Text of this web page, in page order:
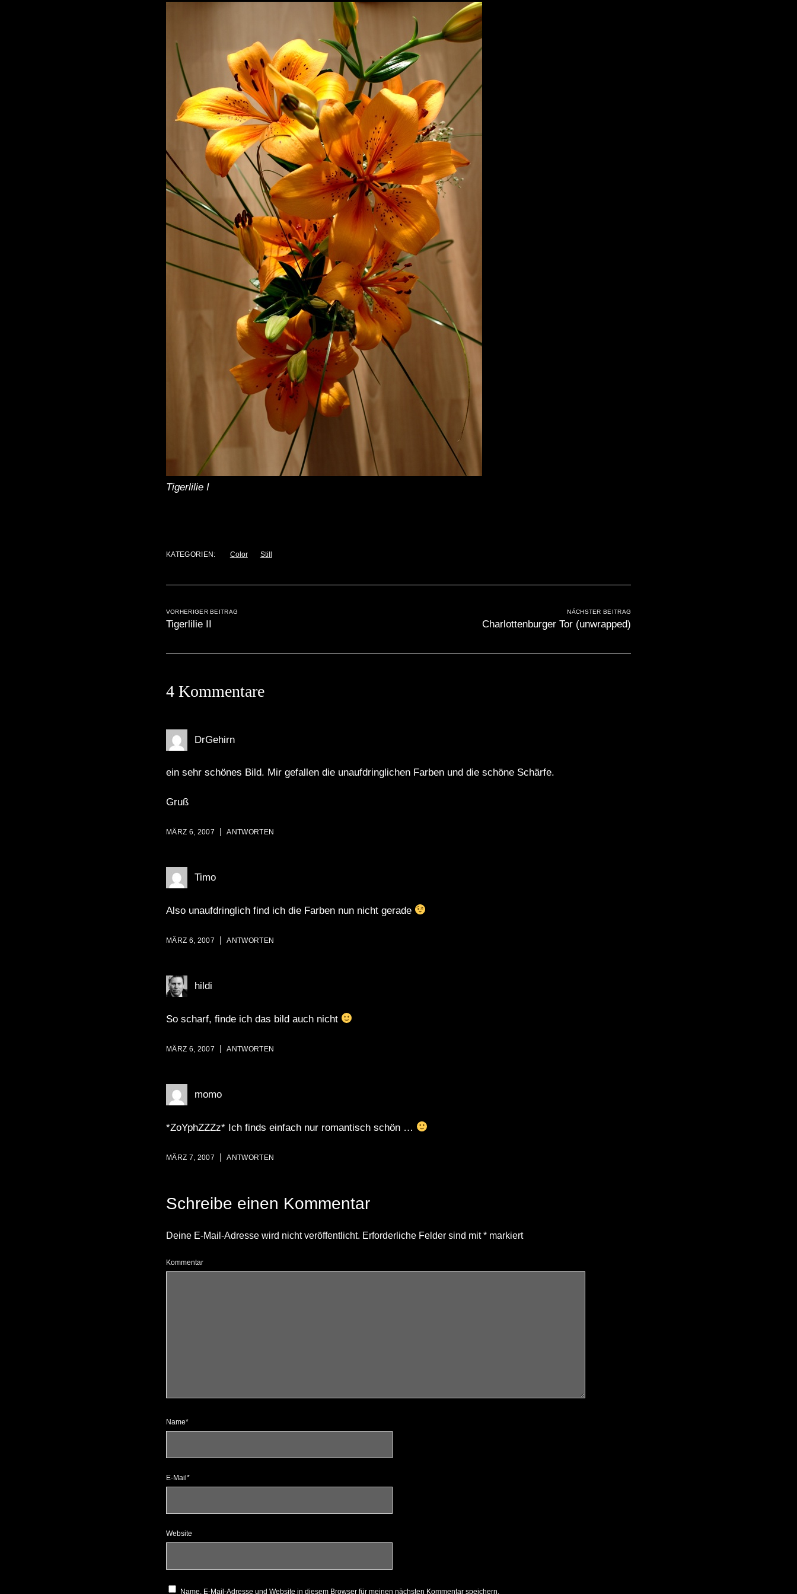
Tigerlilie I
KATEGORIEN: Color Still
VORHERIGER BEITRAG
Tigerlilie II
NÄCHSTER BEITRAG
Charlottenburger Tor (unwrapped)
4 Kommentare
DrGehirn
ein sehr schönes Bild. Mir gefallen die unaufdringlichen Farben und die schöne Schärfe.
Gruß
MÄRZ 6, 2007 ANTWORTEN
Timo
Also unaufdringlich find ich die Farben nun nicht gerade
MÄRZ 6, 2007 ANTWORTEN
hildi
So scharf, finde ich das bild auch nicht
MÄRZ 6, 2007 ANTWORTEN
momo
*ZoYphZZZz* Ich finds einfach nur romantisch schön …
MÄRZ 7, 2007 ANTWORTEN
Schreibe einen Kommentar
Deine E-Mail-Adresse wird nicht veröffentlicht. Erforderliche Felder sind mit*markiert
Kommentar
Name*
E-Mail*
Website
Name, E-Mail-Adresse und Website in diesem Browser für meinen nächsten Kommentar speichern.